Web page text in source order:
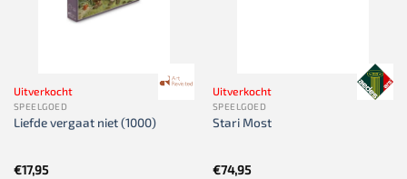
Uitverkocht
SPEELGOED
Liefde vergaat niet (1000)
€17,95
Uitverkocht
SPEELGOED
Stari Most
€74,95